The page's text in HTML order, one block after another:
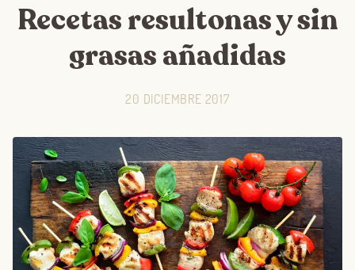
Recetas resultonas y sin
grasas añadidas
20 DICIEMBRE 2017